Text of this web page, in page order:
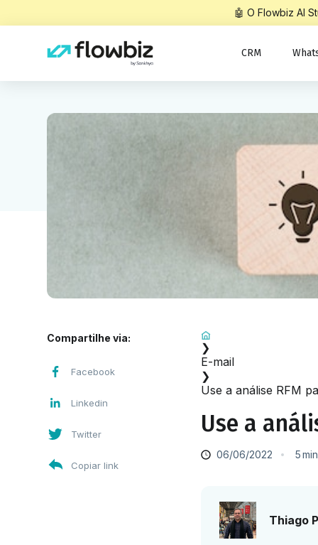
🤖 O Flowbiz AI
CRM
Compartilhe via:
Facebook
Linkedin
Twitter
Copiar link
Início
❯
E-mail
❯
Use a análise RFM
Use a
06/06/2022 5min
Thiago